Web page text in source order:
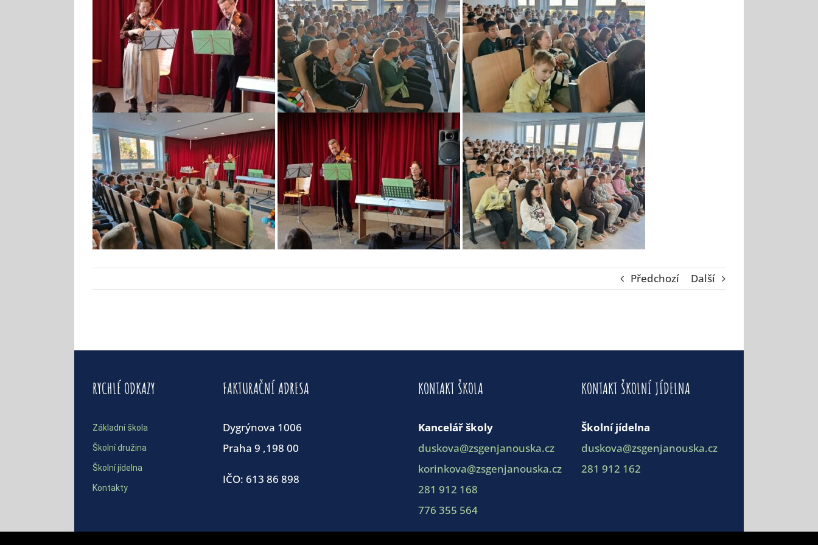
Předchozí Další
RYCHLÉ ODKAZY
Základní škola
Školní družina
Školní jídelna
Kontakty
FAKTURAČNÍ ADRESA
Dygrýnova 1006
Praha 9 ,198 00
IČO: 613 86 898
KONTAKT ŠKOLA
Kancelář školy
duskova@zsgenjanouska.cz
korinkova@zsgenjanouska.cz
281 912 168
776 355 564
KONTAKT ŠKOLNÍ JÍDELNA
Školní jídelna
duskova@zsgenjanouska.cz
281 912 162